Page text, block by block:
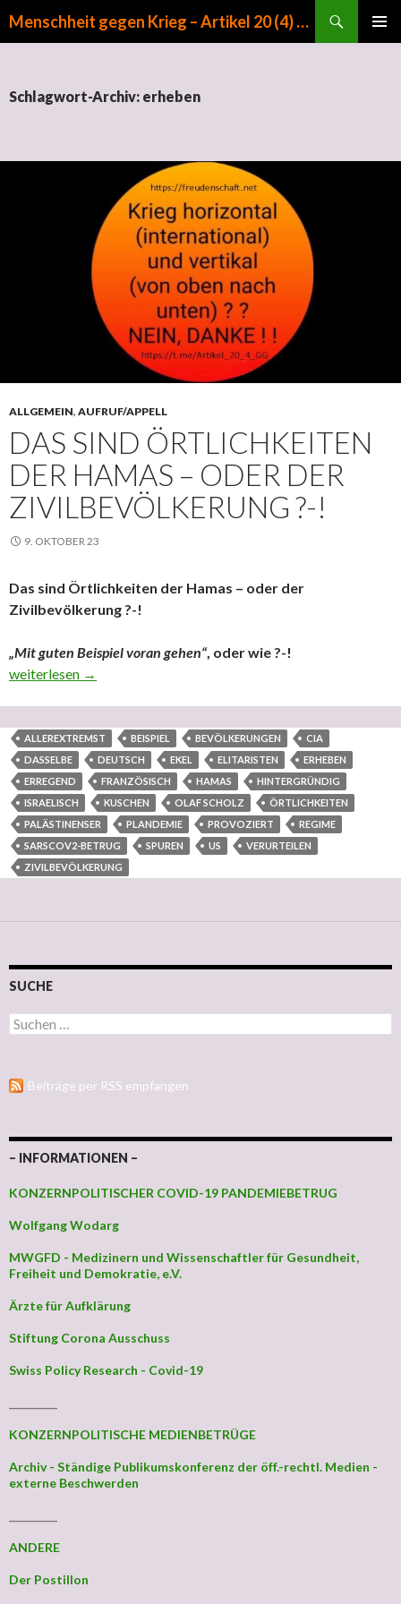
Menschheit gegen Krieg – Artikel 20 (4) GG
Schlagwort-Archiv: erheben
ALLGEMEIN, AUFRUF/APPELL
DAS SIND ÖRTLICHKEITEN
DER HAMAS – ODER DER
ZIVILBEVÖLKERUNG ?-!
9. OKTOBER 23
Das sind Örtlichkeiten der Hamas – oder der
Zivilbevölkerung ?-!
„Mit guten Beispiel voran gehen“, oder wie ?-!
Das sind Örtlichkeiten der Hamas – oder der Zivilbevölkerung
weiterlesen →
ALLEREXTREMST BEISPIEL BEVÖLKERUNGEN
CIA
DASSELBE
DEUTSCH EKEL ELITARISTEN
ERHEBEN
ERREGEND
FRANZÖSISCH HAMAS
HINTERGRÜNDIG
ISRAELISCH
KUSCHEN OLAF SCHOLZ
ÖRTLICHKEITEN
PALÄSTINENSER
PLANDEMIE PROVOZIERT
REGIME
SARSCOV2-BETRUG
SPUREN US
VERURTEILEN
ZIVILBEVÖLKERUNG
SUCHE
Suchen nach:
Beiträge per RSS empfangen
– INFORMATIONEN –
KONZERNPOLITISCHER COVID-19 PANDEMIEBETRUG
Wolfgang Wodarg
MWGFD - Medizinern und Wissenschaftler für Gesundheit,
Freiheit und Demokratie, e.V.
Ärzte für Aufklärung
Stiftung Corona Ausschuss
Swiss Policy Research - Covid-19
KONZERNPOLITISCHE MEDIENBETRÜGE
Archiv - Ständige Publikumskonferenz der öff.-rechtl. Medien -
externe Beschwerden
ANDERE
Der Postillon